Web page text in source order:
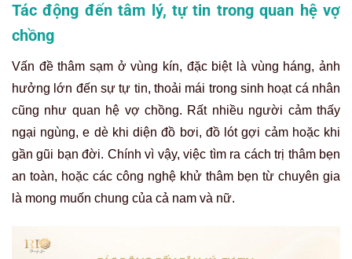
Tác động đến tâm lý, tự tin trong quan hệ vợ
chồng
Vấn đề thâm sạm ở vùng kín, đặc biệt là vùng háng, ảnh
hưởng lớn đến sự tự tin, thoải mái trong sinh hoạt cá nhân
cũng như quan hệ vợ chồng. Rất nhiều người cảm thấy
ngại ngùng, e dè khi diện đồ bơi, đồ lót gợi cảm hoặc khi
gần gũi bạn đời. Chính vì vậy, việc tìm ra cách trị thâm bẹn
an toàn, hoặc các công nghệ khử thâm bẹn từ chuyên gia
là mong muốn chung của cả nam và nữ.